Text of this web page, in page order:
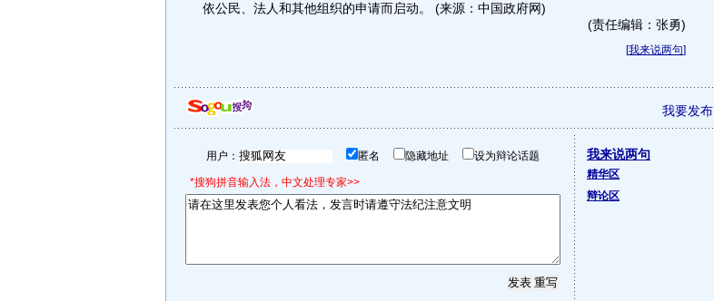
依公民、法人和其他组织的申请而启动。 (来源：中国政府网)
(责任编辑：张勇)
[我来说两句]
我要发布
用户： 匿名 隐藏地址 设为辩论话题
*搜狗拼音输入法，中文处理专家>>
我来说两句
精华区
辩论区